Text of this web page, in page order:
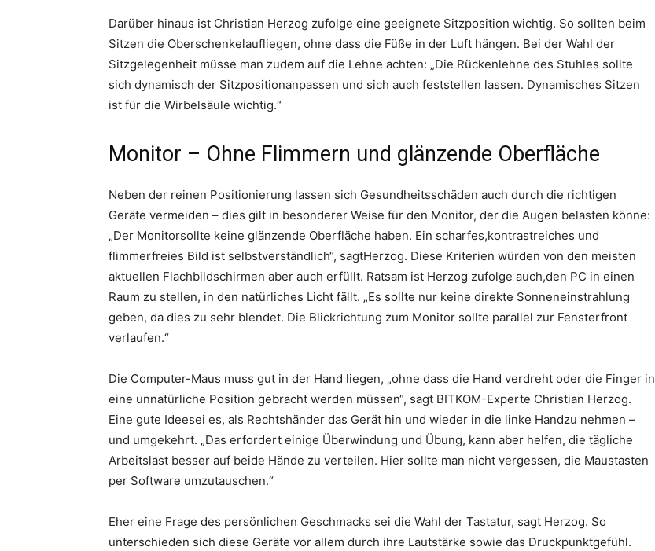
Darüber hinaus ist Christian Herzog zufolge eine geeignete Sitzposition wichtig. So sollten beim
Sitzen die Oberschenkelaufliegen, ohne dass die Füße in der Luft hängen. Bei der Wahl der
Sitzgelegenheit müsse man zudem auf die Lehne achten: „Die Rückenlehne des Stuhles sollte
sich dynamisch der Sitzpositionanpassen und sich auch feststellen lassen. Dynamisches Sitzen
ist für die Wirbelsäule wichtig.“
Monitor – Ohne Flimmern und glänzende Oberfläche
Neben der reinen Positionierung lassen sich Gesundheitsschäden auch durch die richtigen
Geräte vermeiden – dies gilt in besonderer Weise für den Monitor, der die Augen belasten könne:
„Der Monitorsollte keine glänzende Oberfläche haben. Ein scharfes,kontrastreiches und
flimmerfreies Bild ist selbstverständlich“, sagtHerzog. Diese Kriterien würden von den meisten
aktuellen Flachbildschirmen aber auch erfüllt. Ratsam ist Herzog zufolge auch,den PC in einen
Raum zu stellen, in den natürliches Licht fällt. „Es sollte nur keine direkte Sonneneinstrahlung
geben, da dies zu sehr blendet. Die Blickrichtung zum Monitor sollte parallel zur Fensterfront
verlaufen.“
Die Computer-Maus muss gut in der Hand liegen, „ohne dass die Hand verdreht oder die Finger in
eine unnatürliche Position gebracht werden müssen“, sagt BITKOM-Experte Christian Herzog.
Eine gute Ideesei es, als Rechtshänder das Gerät hin und wieder in die linke Handzu nehmen –
und umgekehrt. „Das erfordert einige Überwindung und Übung, kann aber helfen, die tägliche
Arbeitslast besser auf beide Hände zu verteilen. Hier sollte man nicht vergessen, die Maustasten
per Software umzutauschen.“
Eher eine Frage des persönlichen Geschmacks sei die Wahl der Tastatur, sagt Herzog. So
unterschieden sich diese Geräte vor allem durch ihre Lautstärke sowie das Druckpunktgefühl.